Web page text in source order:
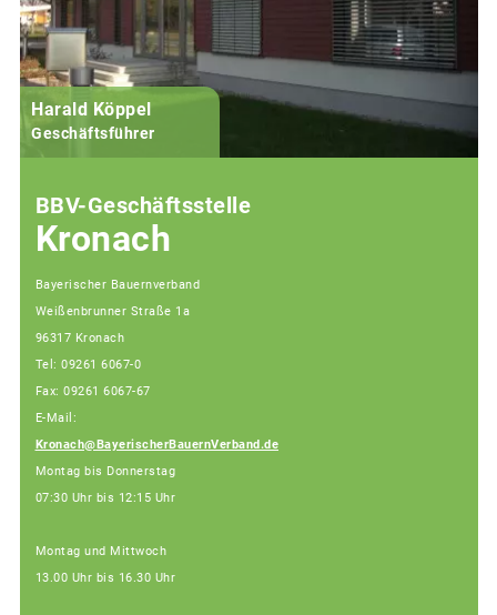
Harald Köppel
Geschäftsführer
BBV-Geschäftsstelle
Kronach
Bayerischer Bauernverband
Weißenbrunner Straße 1a
96317 Kronach
Tel: 09261 6067-0
Fax: 09261 6067-67
E-Mail:
Kronach@BayerischerBauernVerband.de
Montag bis Donnerstag
07:30 Uhr bis 12:15 Uhr
Montag und Mittwoch
13.00 Uhr bis 16.30 Uhr